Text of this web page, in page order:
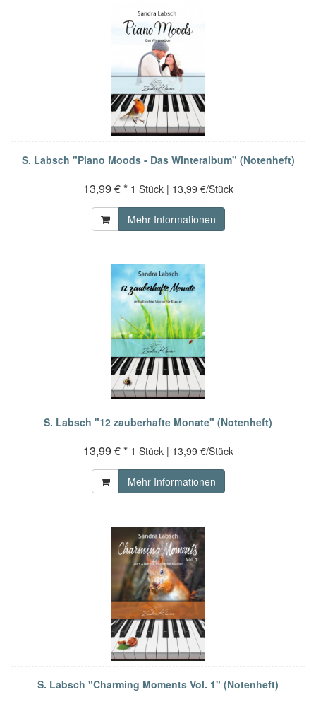
S. Labsch "Piano Moods - Das Winteralbum" (Notenheft)
13,99 € * 1 Stück | 13,99 €/Stück
Mehr Informationen
S. Labsch "12 zauberhafte Monate" (Notenheft)
13,99 € * 1 Stück | 13,99 €/Stück
Mehr Informationen
S. Labsch "Charming Moments Vol. 1" (Notenheft)